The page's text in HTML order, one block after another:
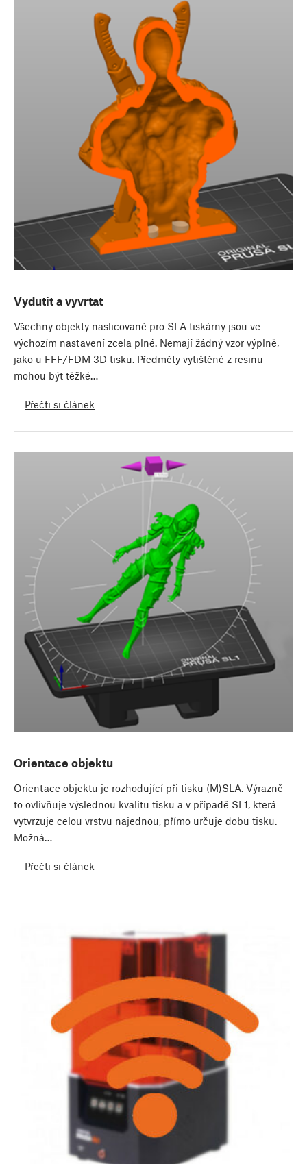
Vydutit a vyvrtat
Všechny objekty naslicované pro SLA tiskárny jsou ve
výchozím nastavení zcela plné. Nemají žádný vzor výplně,
jako u FFF/FDM 3D tisku. Předměty vytištěné z resinu
mohou být těžké…
Přečti si článek
Orientace objektu
Orientace objektu je rozhodující při tisku (M)SLA. Výrazně
to ovlivňuje výslednou kvalitu tisku a v případě SL1, která
vytvrzuje celou vrstvu najednou, přímo určuje dobu tisku.
Možná…
Přečti si článek